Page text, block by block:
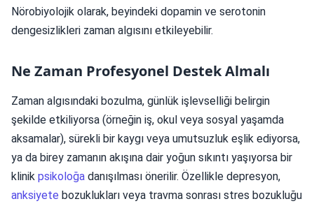
Nörobiyolojik olarak, beyindeki dopamin ve serotonin
dengesizlikleri zaman algısını etkileyebilir.
Ne Zaman Profesyonel Destek Almalı
Zaman algısındaki bozulma, günlük işlevselliği belirgin
şekilde etkiliyorsa (örneğin iş, okul veya sosyal yaşamda
aksamalar), sürekli bir kaygı veya umutsuzluk eşlik ediyorsa,
ya da birey zamanın akışına dair yoğun sıkıntı yaşıyorsa bir
klinik psikoloğa danışılması önerilir. Özellikle depresyon,
anksiyete bozuklukları veya travma sonrası stres bozukluğu